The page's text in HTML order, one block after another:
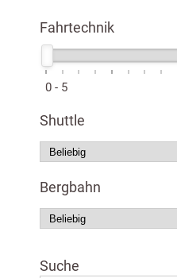
Fahrtechnik
0 - 5
Shuttle
Bergbahn
Suche